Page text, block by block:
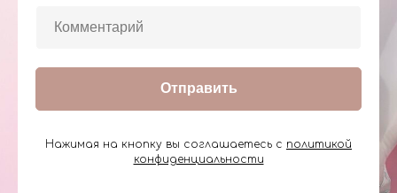
Отправить
Нажимая на кнопку вы соглашаетесь с политикой
конфиденциальности